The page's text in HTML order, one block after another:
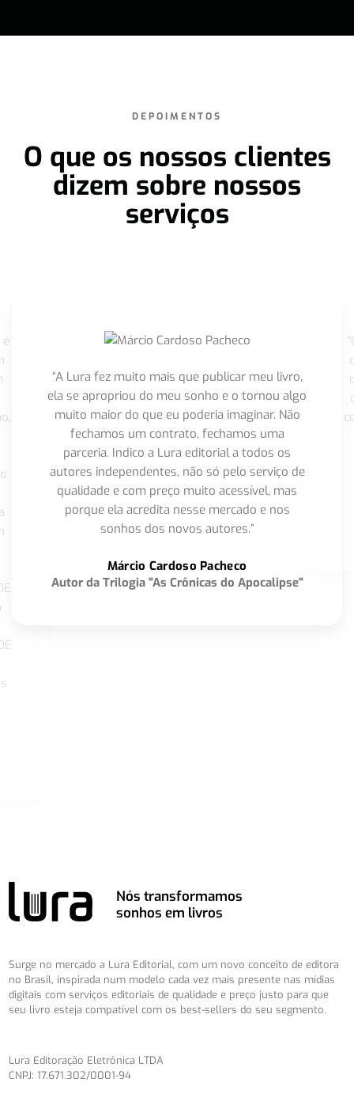
DEPOIMENTOS
O que os nossos clientes
dizem sobre nossos
serviços
“A Lura fez muito mais que publicar meu livro,
ela se apropriou do meu sonho e o tornou algo
muito maior do que eu poderia imaginar. Não
fechamos um contrato, fechamos uma
parceria. Indico a Lura editorial a todos os
autores independentes, não só pelo serviço de
qualidade e com preço muito acessível, mas
porque ela acredita nesse mercado e nos
sonhos dos novos autores.”
Márcio Cardoso Pacheco
Autor da Trilogia "As Crônicas do Apocalipse"
Nós transformamos
sonhos em livros
Surge no mercado a Lura Editorial, com um novo conceito de editora
no Brasil, inspirada num modelo cada vez mais presente nas mídias
digitais com serviços editoriais de qualidade e preço justo para que
seu livro esteja compatível com os best-sellers do seu segmento.
Lura Editoração Eletrônica LTDA
CNPJ: 17.671.302/0001-94